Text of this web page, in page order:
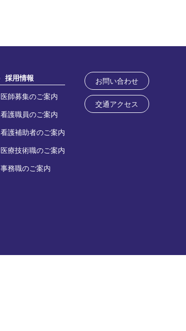
採用情報
医師募集のご案内
看護職員のご案内
看護補助者のご案内
医療技術職のご案内
事務職のご案内
お問い合わせ
交通アクセス